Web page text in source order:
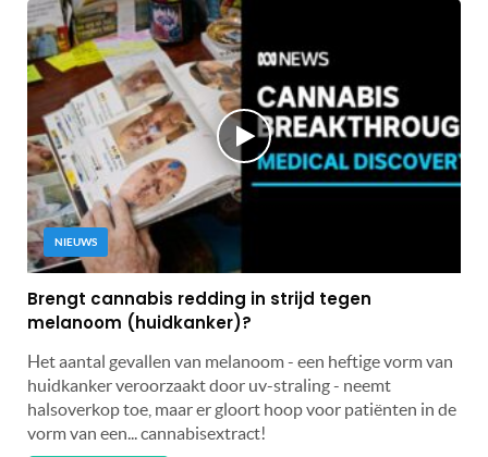
NIEUWS
Brengt cannabis redding in strijd tegen
melanoom (huidkanker)?
Het aantal gevallen van melanoom - een heftige vorm van
huidkanker veroorzaakt door uv-straling - neemt
halsoverkop toe, maar er gloort hoop voor patiënten in de
vorm van een... cannabisextract!